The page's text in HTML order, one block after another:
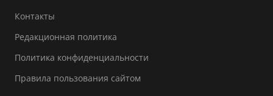
Контакты
Редакционная политика
Политика конфиденциальности
Правила пользования сайтом